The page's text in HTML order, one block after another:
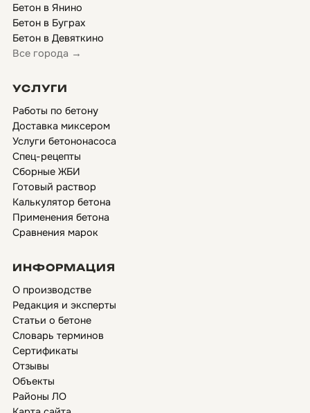
Бетон в Янино
Бетон в Буграх
Бетон в Девяткино
Все города →
УСЛУГИ
Работы по бетону
Доставка миксером
Услуги бетононасоса
Спец-рецепты
Сборные ЖБИ
Готовый раствор
Калькулятор бетона
Применения бетона
Сравнения марок
ИНФОРМАЦИЯ
О производстве
Редакция и эксперты
Статьи о бетоне
Словарь терминов
Сертификаты
Отзывы
Объекты
Районы ЛО